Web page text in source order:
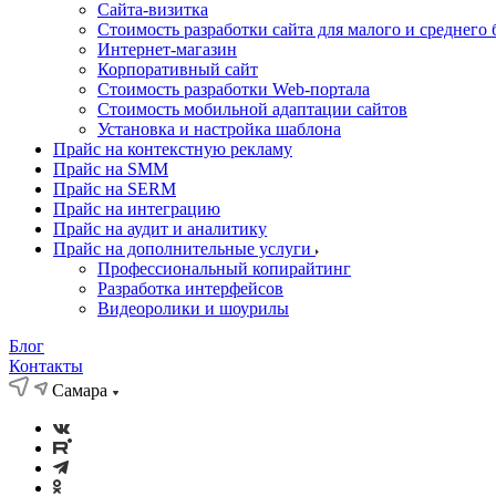
Cайта-визитка
Стоимость разработки сайта для малого и среднего
Интернет-магазин
Корпоративный сайт
Стоимость разработки Web-портала
Стоимость мобильной адаптации сайтов
Установка и настройка шаблона
Прайс на контекстную рекламу
Прайс на SMM
Прайс на SERM
Прайс на интеграцию
Прайс на аудит и аналитику
Прайс на дополнительные услуги
Профессиональный копирайтинг
Разработка интерфейсов
Видеоролики и шоурилы
Блог
Контакты
Самара